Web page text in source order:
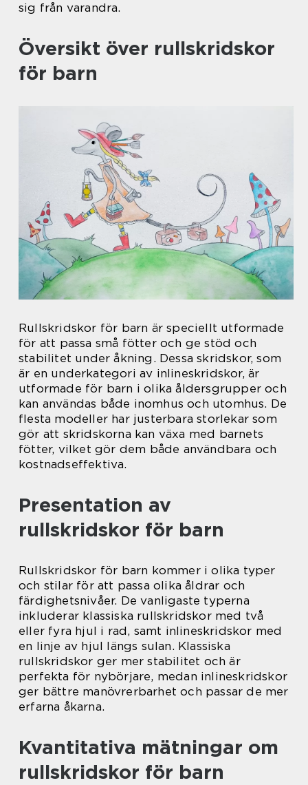
sig från varandra.
Översikt över rullskridskor
för barn
Rullskridskor för barn är speciellt utformade
för att passa små fötter och ge stöd och
stabilitet under åkning. Dessa skridskor, som
är en underkategori av inlineskridskor, är
utformade för barn i olika åldersgrupper och
kan användas både inomhus och utomhus. De
flesta modeller har justerbara storlekar som
gör att skridskorna kan växa med barnets
fötter, vilket gör dem både användbara och
kostnadseffektiva.
Presentation av
rullskridskor för barn
Rullskridskor för barn kommer i olika typer
och stilar för att passa olika åldrar och
färdighetsnivåer. De vanligaste typerna
inkluderar klassiska rullskridskor med två
eller fyra hjul i rad, samt inlineskridskor med
en linje av hjul längs sulan. Klassiska
rullskridskor ger mer stabilitet och är
perfekta för nybörjare, medan inlineskridskor
ger bättre manövrerbarhet och passar de mer
erfarna åkarna.
Kvantitativa mätningar om
rullskridskor för barn